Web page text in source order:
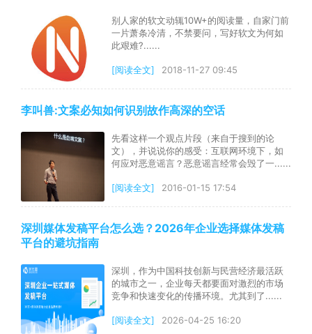
别人家的软文动辄10W+的阅读量，自家门前
一片萧条冷清，不禁要问，写好软文为何如
此艰难?......
[阅读全文] 2018-11-27 09:45
李叫兽:文案必知如何识别故作高深的空话
先看这样一个观点片段（来自于搜到的论
文），并说说你的感受：互联网环境下，如
何应对恶意谣言？恶意谣言经常会毁了一......
[阅读全文] 2016-01-15 17:54
深圳媒体发稿平台怎么选？2026年企业选择媒体发稿
平台的避坑指南
深圳，作为中国科技创新与民营经济最活跃
的城市之一，企业每天都要面对激烈的市场
竞争和快速变化的传播环境。尤其到了......
[阅读全文] 2026-04-25 16:20